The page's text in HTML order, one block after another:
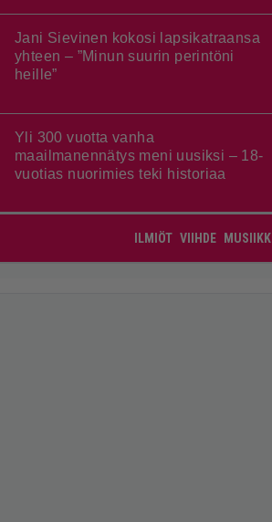
Jani Sievinen kokosi lapsikatraansa
yhteen – ”Minun suurin perintöni
heille”
Yli 300 vuotta vanha
maailmanennätys meni uusiksi – 18-
vuotias nuorimies teki historiaa
ILMIÖT VIIHDE MUSIIKKI